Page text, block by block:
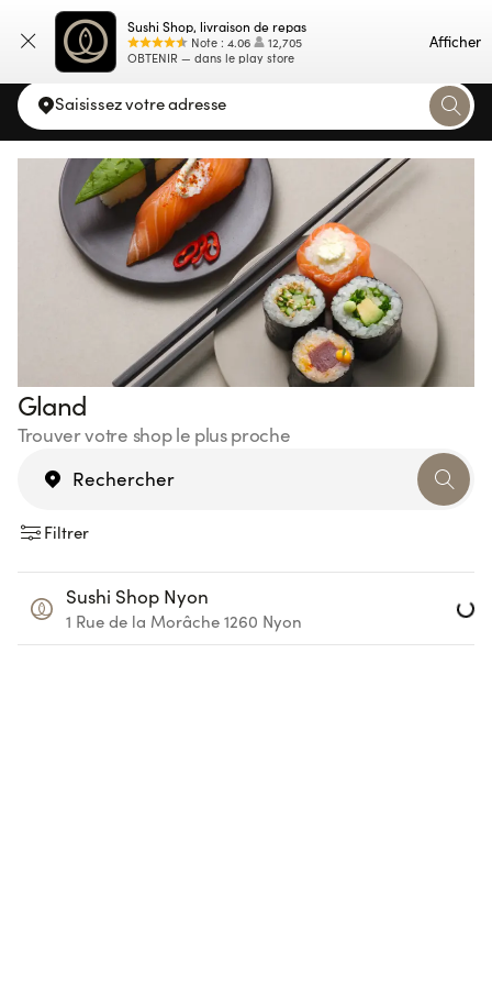
Sushi Shop, livraison de repas
Note : 4.06
12,705
OBTENIR — dans le play store
Afficher
Carte
Saisissez votre adresse
Gland
Trouver votre shop le plus proche
Filtrer
Sushi Shop Nyon
1 Rue de la Morâche 1260 Nyon